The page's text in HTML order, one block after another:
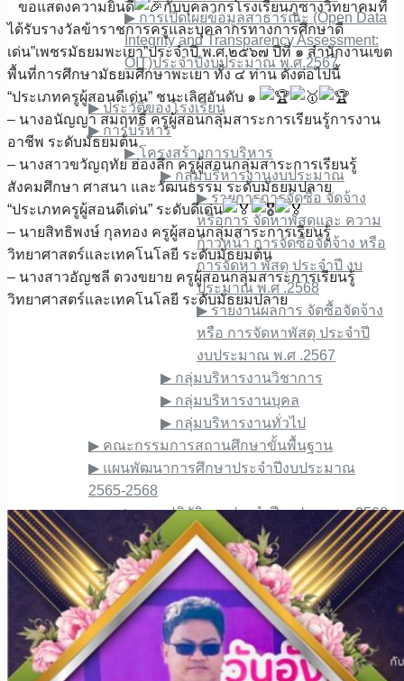
▶︎ การเปิดเผยข้อมูลสาธารณะ (Open Data
Integrity and Transparency Assessment:
OIT)ประจำปีงบประมาณ พ.ศ.2567
▶︎ ประวัติของโรงเรียน
▶︎ การบริหาร
▶︎ โครงสร้างการบริหาร
▶︎ กลุ่มบริหารงานงบประมาณ
▶︎ รายการการจัดซื้อ จัดจ้าง
หรือการ จัดหาพัสดุและ ความ
ก้าวหน้า การจัดซื้อจัดจ้าง หรือ
การจัดหา พัสดุ ประจําปี งบ
ประมาณ พ.ศ .2568
▶︎ รายงานผลการ จัดซื้อจัดจ้าง
หรือ การจัดหาพัสดุ ประจําปี
งบประมาณ พ.ศ .2567
▶︎ กลุ่มบริหารงานวิชาการ
▶︎ กลุ่มบริหารงานบุคล
▶︎ กลุ่มบริหารงานทั่วไป
▶︎ คณะกรรมการสถานศึกษาขั้นพื้นฐาน
▶︎ แผนพัฒนาการศึกษาประจำปีงบประมาณ
2565-2568
▶︎ แผนปฏิบัติการประจำปีงบประมาณ 2568
และความก้าวหน้าในการดำเนินงาน
▶︎ ชมรมศิษย์เก่าโรงเรียนภูซางวิทยาคม
▶︎ การป้องกันการทุจริตในองค์กร
ข้อมูลบุคลากร
▶︎ ผู้บริหารโรงเรียน
▶︎ กลุ่มสาระคณิตศาสตร์
▶︎ กลุ่มสาระวิทยาศาสตร์ฯ
ขอแสดงความยินดี
กับบุคลากรโรงเรียนภูซางวิทยาคมที่
ได้รับรางวัลข้าราชการครูและบุคลากรทางการศึกษาดี
เด่น”เพชรมัธยมพะเยา”ประจำปี​ พ.ศ.๒๕๖๗ ปีที่ ๑ สำนักงานเขต
พื้นที่การศึกษามัธยมศึกษาพะเยา ทั้ง ๔ ท่าน ดังต่อไปนี้
“ประเภทครูผู้สอนดีเด่น” ชนะเลิศอันดับ ๑
– นางอนัญญา สมฤทธิ์ ครูผู้สอนกลุ่มสาระการเรียนรู้การงาน
อาชีพ ระดับมัธยมต้น
– นางสาวขวัญฤทัย ฮ่องลึก ครูผู้สอนกลุ่มสาระการเรียนรู้
สังคมศึกษา ศาสนา และวัฒนธรรม ระดับมัธยมปลาย
“ประเภทครูผู้สอนดีเด่น” ระดับดีเด่น
– นายสิทธิพงษ์ กุลทอง ครูผู้สอนกลุ่มสาระการเรียนรู้
วิทยาศาสตร์และเทคโนโลยี ระดับมัธยมต้น
– นางสาวอัญชลี ดวงขยาย ครูผู้สอนกลุ่มสาระการเรียนรู้
วิทยาศาสตร์และเทคโนโลยี ระดับมัธยมปลาย